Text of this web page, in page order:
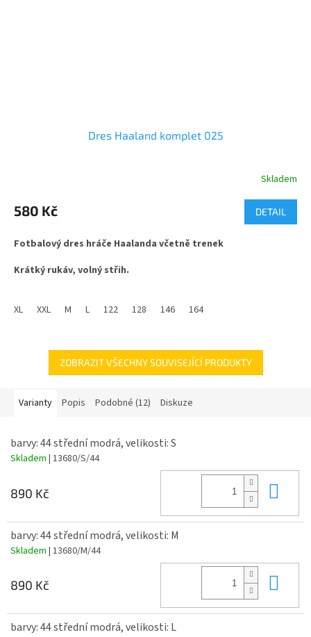
Dres Haaland komplet 025
produktu
je
z
hvězdiček.
Skladem
580 Kč DETAIL
Fotbalový dres hráče Haalanda včetně trenek
Krátký rukáv, volný střih.
změkčující složky mesh. Vhodné pro sport i běžné nošení.
XL XXL M L 122 128 146 164
ZOBRAZIT VŠECHNY SOUVISEJÍCÍ PRODUKTY
Varianty Popis Podobné (12) Diskuze
barvy: 44 střední modrá, velikosti: S
Skladem | 13680/S/44
890 Kč
barvy: 44 střední modrá, velikosti: M
Skladem | 13680/M/44
890 Kč
barvy: 44 střední modrá, velikosti: L